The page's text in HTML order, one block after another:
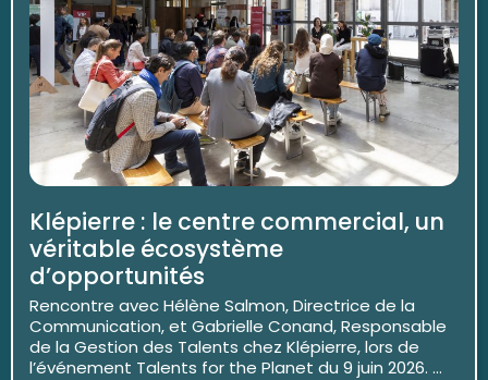
Klépierre : le centre commercial, un
véritable écosystème
d’opportunités
Rencontre avec Hélène Salmon, Directrice de la
Communication, et Gabrielle Conand, Responsable
de la Gestion des Talents chez Klépierre, lors de
l’événement Talents for the Planet du 9 juin 2026. ...